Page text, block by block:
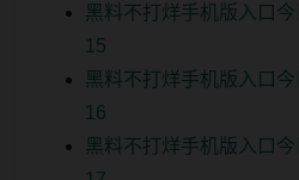
黑料不打烊手机版入口
15
黑料不打烊手机版入口
16
黑料不打烊手机版入口